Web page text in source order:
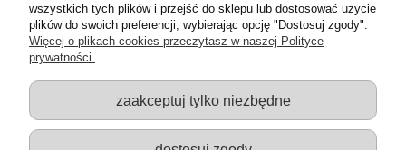
59,00 zł
wszystkich tych plików i przejść do sklepu lub dostosować użycie
plików do swoich preferencji, wybierając opcję "Dostosuj zgody".
Więcej o plikach cookies przeczytasz w naszej Polityce
prywatności.
zaakceptuj tylko niezbędne